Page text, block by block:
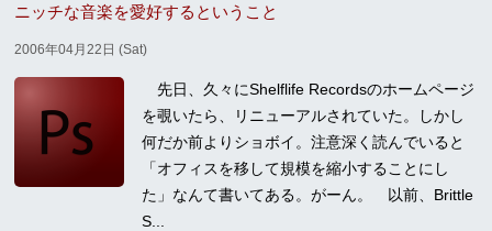
ニッチな音楽を愛好するということ
2006年04月22日 (Sat)
先日、久々にShelflife Recordsのホームページ
を覗いたら、リニューアルされていた。しかし
何だか前よりショボイ。注意深く読んでいると
「オフィスを移して規模を縮小することにし
た」なんて書いてある。がーん。 以前、Brittle
S...